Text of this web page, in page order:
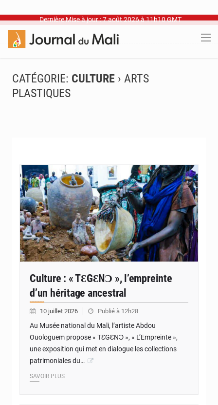
Dernière Mise à jour : 7 août 2026 à 11h10 GMT
CATÉGORIE: CULTURE › ARTS
PLASTIQUES
© Internet
Culture : « TƐGƐNƆ », l’empreinte
d’un héritage ancestral
10 juillet 2026 Publié à 12h28
Au Musée national du Mali, l’artiste Abdou
Ouologuem propose « TƐGƐNƆ », « L’Empreinte »,
une exposition qui met en dialogue les collections
patrimoniales du…
SAVOIR PLUS